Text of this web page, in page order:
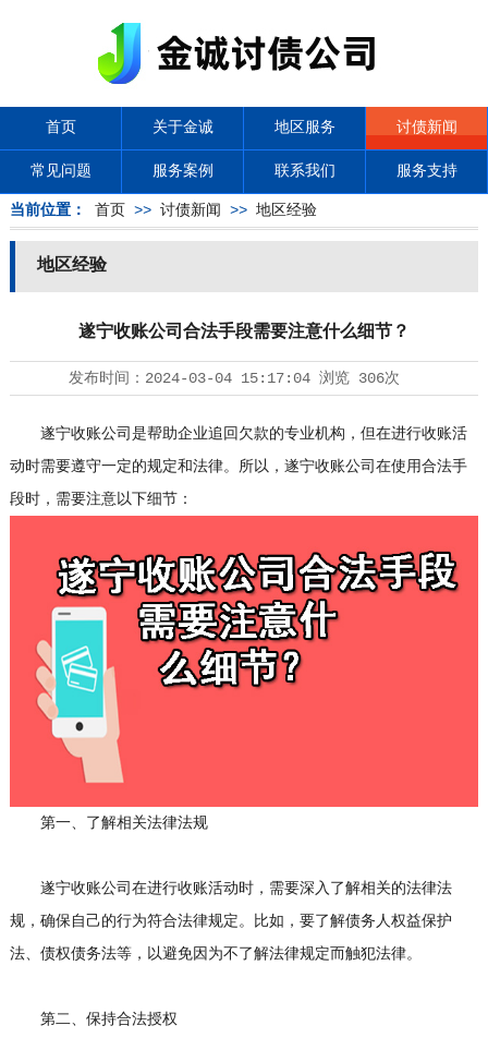
首页 关于金诚 地区服务 讨债新闻
常见问题 服务案例 联系我们 服务支持
当前位置： 首页 >> 讨债新闻 >> 地区经验
地区经验
遂宁收账公司合法手段需要注意什么细节？
发布时间： 2024-03-04 15:17:04浏览 306次
遂宁收账公司是帮助企业追回欠款的专业机构，但在进行收账活
动时需要遵守一定的规定和法律。所以，遂宁收账公司在使用合法手
段时，需要注意以下细节：
第一、了解相关法律法规
遂宁收账公司在进行收账活动时，需要深入了解相关的法律法
规，确保自己的行为符合法律规定。比如，要了解债务人权益保护
法、债权债务法等，以避免因为不了解法律规定而触犯法律。
第二、保持合法授权